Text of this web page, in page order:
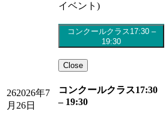
262026年7
月26日
イベント)
コンクールクラス17:30 –
19:30
Close
コンクールクラス17:30
– 19:30